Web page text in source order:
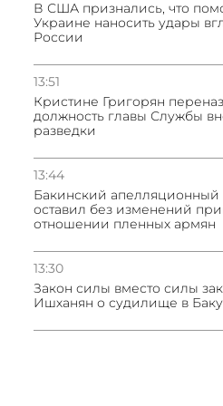
В США признались, что
Украине наносить удары
России
13:51
Кристине Григорян
должность главы Службы
разведки
13:44
Бакинский апелляционный
оставил без изменений
отношении пленных армян
13:30
Закон силы вместо силы
Ишханян о судилище в Баку